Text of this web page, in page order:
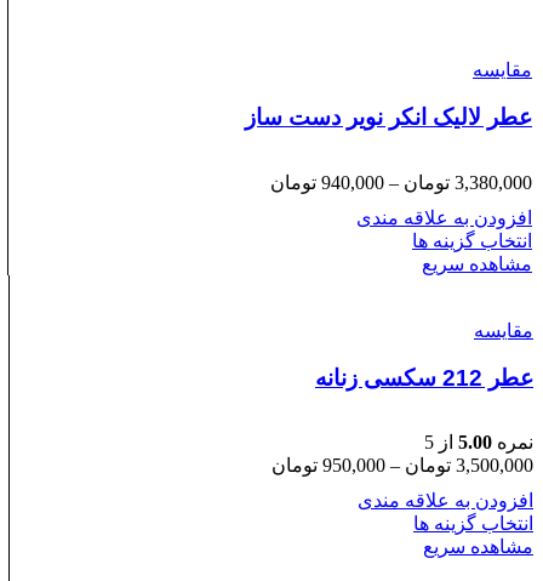
مقایسه
عطر لالیک انکر نویر دست ساز
3,380,000 تومان –
940,000 تومان
افزودن به علاقه مندی
انتخاب گزینه ها
مشاهده سریع
مقایسه
عطر 212 سکسی زنانه
نمره 5.00 از 5
3,500,000 تومان –
950,000 تومان
افزودن به علاقه مندی
انتخاب گزینه ها
مشاهده سریع